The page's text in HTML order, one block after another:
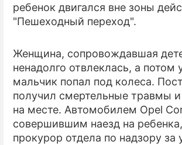
ребенок двигался вне зоны
"Пешеходный переход".
Женщина, сопровождавшая
ненадолго отвлеклась, а потом
мальчик попал под колеса.
получил смертельные травмы и
на месте. Автомобилем Opel
совершившим наезд на
прокурор отдела по надзору за